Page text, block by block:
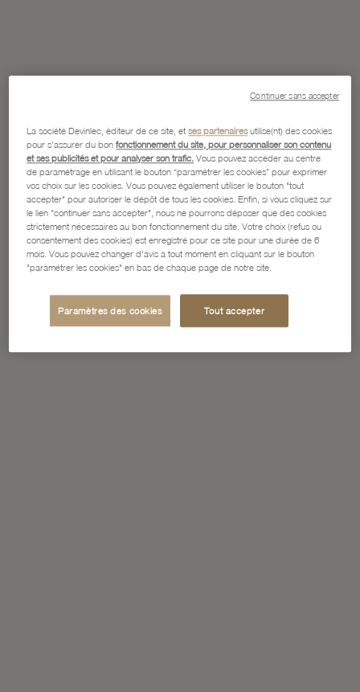
La société Devinlec, éditeur de ce site, etses partenairesutilise(nt) des cookies
pour s'assurer du bonfonctionnement du site, pour personnaliser son contenu
et ses publicités et pour analyser son trafic. Vous pouvez accéder au centre
de paramétrage en utilisant le bouton “paramétrer les cookies” pour exprimer
vos choix sur les cookies. Vous pouvez également utiliser le bouton "tout
accepter" pour autoriser le dépôt de tous les cookies. Enfin, si vous cliquez sur
le lien "continuer sans accepter", nous ne pourrons déposer que des cookies
strictement nécessaires au bon fonctionnement du site. Votre choix (refus ou
consentement des cookies) est enregistré pour ce site pour une durée de 6
mois. Vous pouvez changer d'avis à tout moment en cliquant sur le bouton
"paramétrer les cookies" en bas de chaque page de notre site.
Paramètres des cookies Tout accepter
Continuer sans accepter